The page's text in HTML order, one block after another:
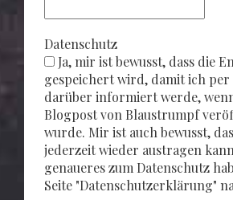
Datenschutz
Ja, mir ist bewusst, dass die
gespeichert wird, damit ich per
darüber informiert werde,
Blogpost von Blaustrumpf
wurde. Mir ist auch bewusst,
jederzeit wieder austragen
genaueres zum Datenschutz
Seite "Datenschutzerklärung"